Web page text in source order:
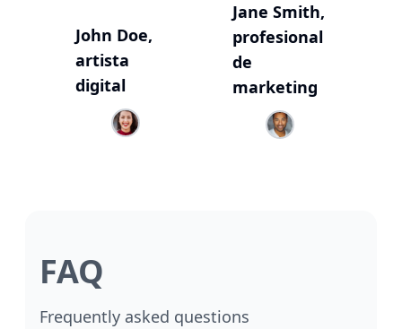
John Doe,
artista
digital
Jane Smith,
profesional
de
marketing
FAQ
Frequently asked questions